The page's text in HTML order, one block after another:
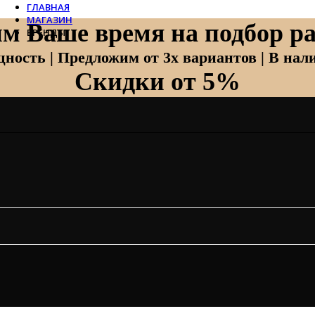
Ваше время на подбор
| Предложим от 3х вариантов | В
Скидки от 5%
ГЛАВНАЯ
МАГАЗИН
БРЕНДЫ
Zehnder
Zehnder Charleston
Loten
Mitsubishi Electric
Systemair